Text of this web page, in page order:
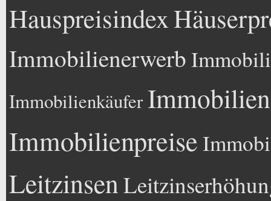
Hauspreisindex
Immobilienerwerb
Immobilienkäufer
Immobilienpreise
Leitzinsen